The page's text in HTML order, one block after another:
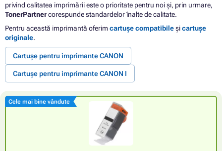
privind calitatea imprimării este o prioritate pentru noi și, prin urmare,
TonerPartnercorespunde standardelor înalte de calitate.
Pentru această imprimantă oferimcartușe compatibileșicartușe
originale.
Cartușe pentru imprimante CANON
Cartușe pentru imprimante CANON I
Cele mai bine vândute